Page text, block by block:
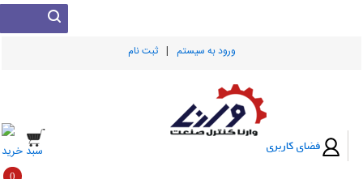
ورود به سيستم| ثبت نام
فضای کاربری سبد خرید
0